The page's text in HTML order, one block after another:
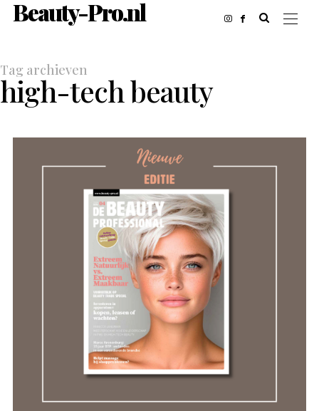
Beauty-Pro.nl
Tag archieven
high-tech beauty